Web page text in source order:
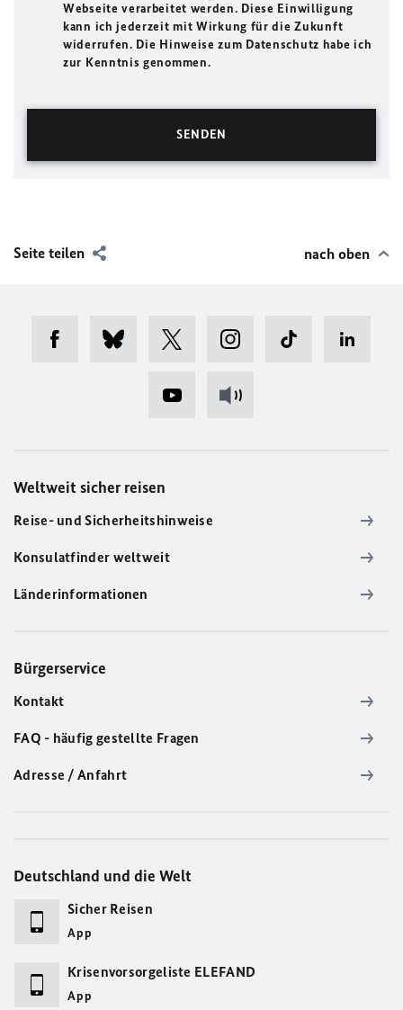
Webseite verarbeitet werden. Diese Einwilligung
kann ich jederzeit mit Wirkung für die Zukunft
widerrufen. Die Hinweise zum Datenschutz habe ich
zur Kenntnis genommen.
Seite teilen nach oben
Weltweit sicher reisen
Reise- und Sicherheitshinweise
Konsulatfinder weltweit
Länderinformationen
Bürgerservice
Kontakt
FAQ - häufig gestellte Fragen
Adresse / Anfahrt
Deutschland und die Welt
Sicher Reisen
App
Krisenvorsorgeliste ELEFAND
App